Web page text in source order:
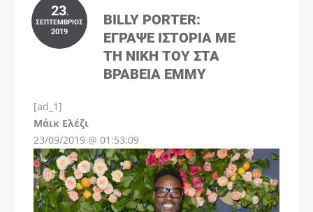
23.
ΣΕΠΤΈΜΒΡΙΟΣ
2019
BILLY PORTER:
ΈΓΡΑΨΕ ΙΣΤΟΡΊΑ ΜΕ
ΤΗ ΝΊΚΗ ΤΟΥ ΣΤΑ
ΒΡΑΒΕΊΑ EMMY
[ad_1]
Μάικ ΕλέζιInstagram
23/09/2019 @ 01:53:09